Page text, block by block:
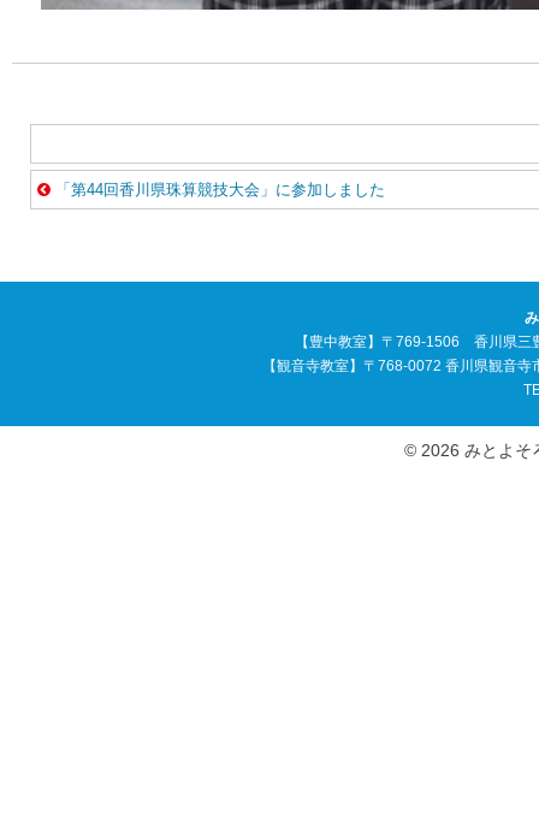
「第44回香川県珠算競技大会」に参加しました
【豊中教室】〒769-1506 香川県
【観音寺教室】〒768-0072 香川県観音
© 2026 みとよそ